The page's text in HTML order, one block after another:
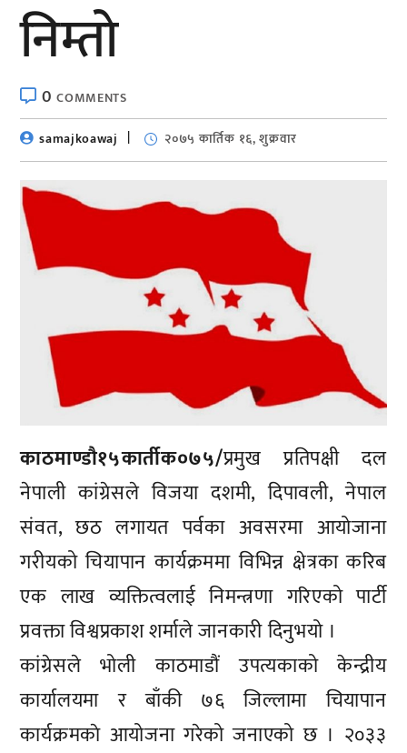
निम्ताे
0COMMENTS
samajkoawaj
२०७५ कार्तिक १६, शुक्रवार
काठमाण्डाै१५कार्तीक०७५/प्रमुख प्रतिपक्षी दल
नेपाली कांग्रेसले विजया दशमी, दिपावली, नेपाल
संवत, छठ लगायत पर्वका अवसरमा आयोजाना
गरीयको चियापान कार्यक्रममा विभिन्न क्षेत्रका करिब
एक लाख व्यक्तित्वलाई निमन्त्रणा गरिएको पार्टी
प्रवक्ता विश्वप्रकाश शर्माले जानकारी दिनुभयो ।
कांग्रेसले भोली काठमाडौं उपत्यकाको केन्द्रीय
कार्यालयमा र बाँकी ७६ जिल्लामा चियापान
कार्यक्रमकाे आयोजना गरेको जनाएको छ । २०३३